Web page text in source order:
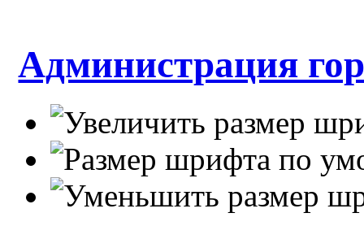
Администрация